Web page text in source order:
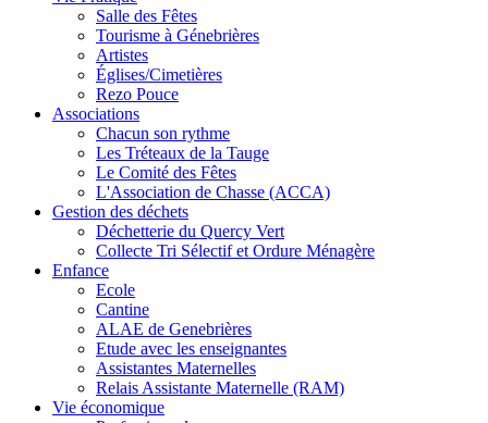
Salle des Fêtes
Tourisme à Génebrières
Artistes
Églises/Cimetières
Rezo Pouce
Associations
Chacun son rythme
Les Tréteaux de la Tauge
Le Comité des Fêtes
L'Association de Chasse (ACCA)
Gestion des déchets
Déchetterie du Quercy Vert
Collecte Tri Sélectif et Ordure Ménagère
Enfance
Ecole
Cantine
ALAE de Genebrières
Etude avec les enseignantes
Assistantes Maternelles
Relais Assistante Maternelle (RAM)
Vie économique